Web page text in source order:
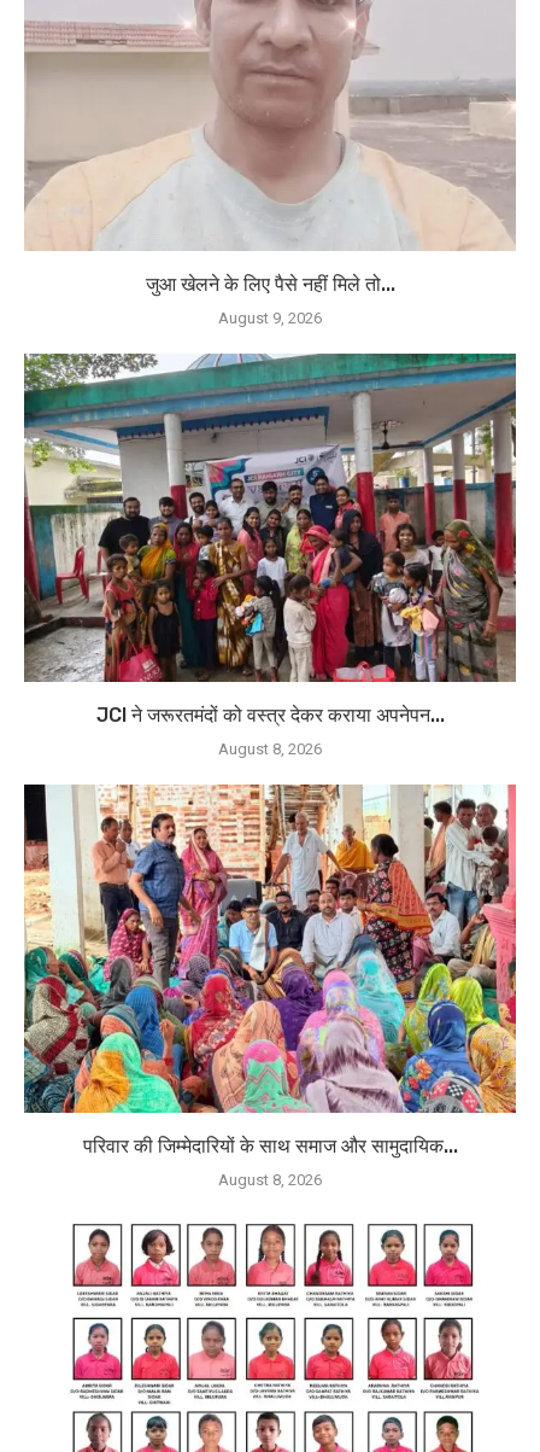
जुआ खेलने के लिए पैसे नहीं मिले तो...
August 9, 2026
JCI ने जरूरतमंदों को वस्त्र देकर कराया अपनेपन...
August 8, 2026
परिवार की जिम्मेदारियों के साथ समाज और सामुदायिक...
August 8, 2026